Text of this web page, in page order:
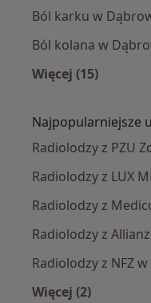
Ból karku w
Ból kolana w
Więcej (15)
Najpopularniejsze
Radiolodzy z PZU
Radiolodzy z LUX
Radiolodzy z
Radiolodzy z
Radiolodzy z NFZ
Więcej (2)